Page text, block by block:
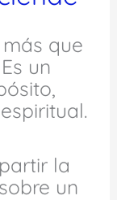
que
un
la
un